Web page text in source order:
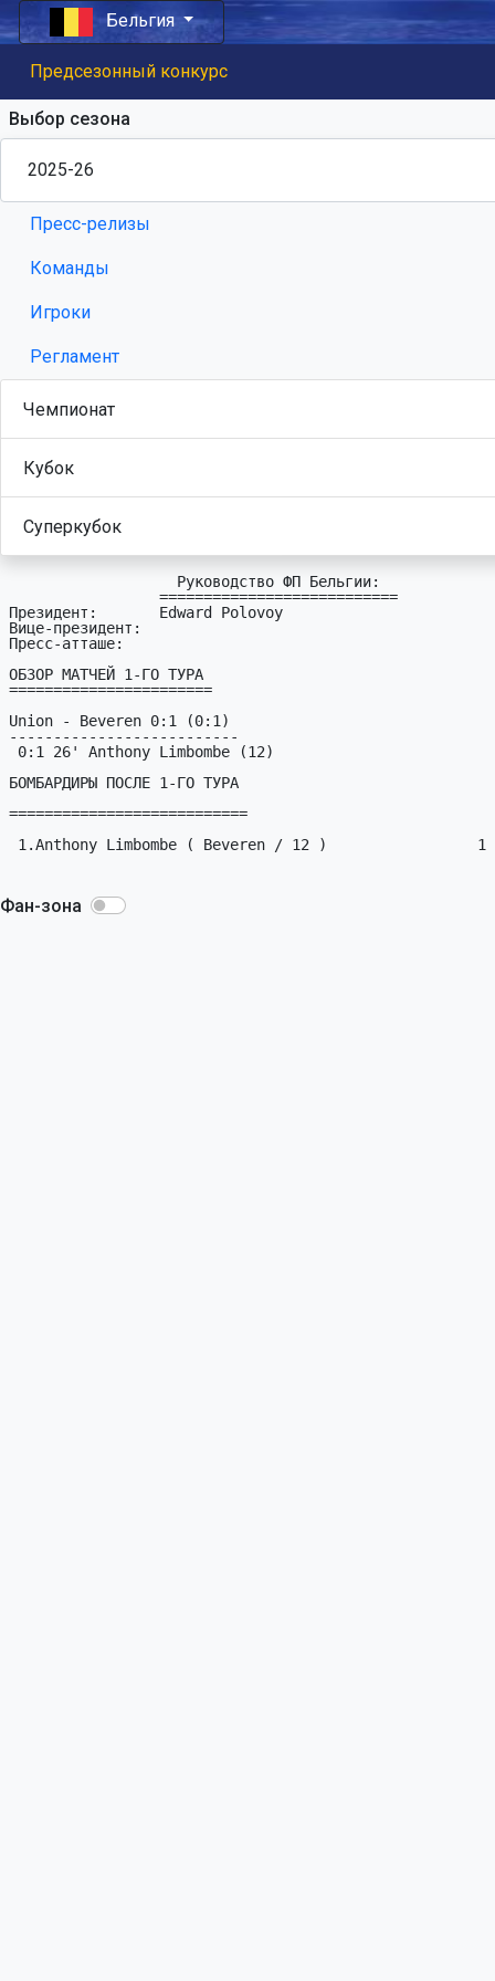
Бельгия
Предсезонный конкурс
Выбор сезона
Пресс-релизы
Команды
Игроки
Регламент
Чемпионат
Кубок
Суперкубок
Президент:       Edward Polovoy
Вице-президент:
Пресс-атташе:
ОБЗОР МАТЧЕЙ 1-ГО ТУРА
=======================
Union - Beveren 0:1 (0:1)
--------------------------
БОМБАРДИРЫ ПОСЛЕ 1-ГО ТУРА
===========================
Фан-зона